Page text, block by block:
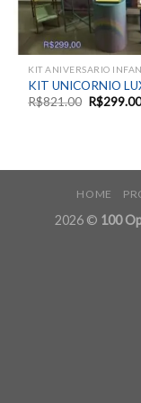
KIT UNICORNIO
R$821.00 R$
HOME
2026 © 100